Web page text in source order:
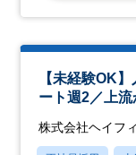
【未経験OK
ート週2／上流
株式会社ヘイフ